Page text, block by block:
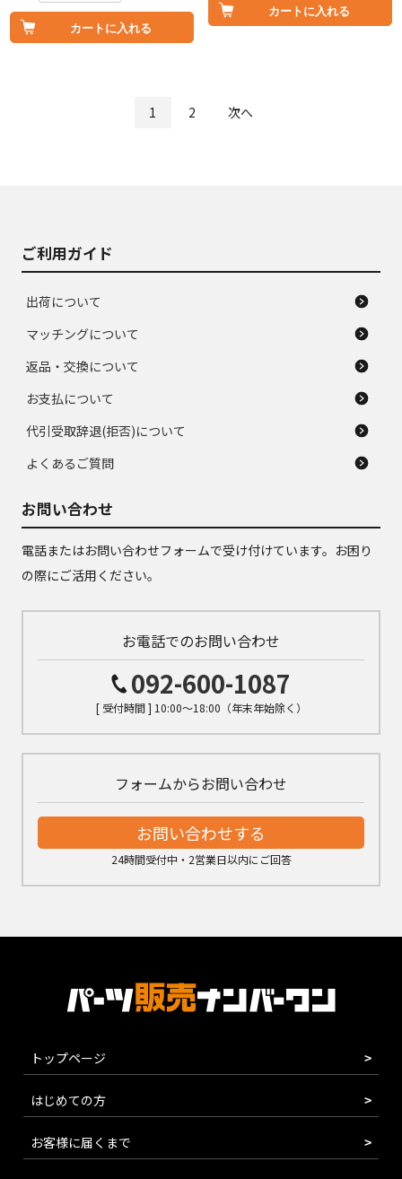
カートに入れる
カートに入れる
1 2 次へ
ご利用ガイド
出荷について
マッチングについて
返品・交換について
お支払について
代引受取辞退(拒否)について
よくあるご質問
お問い合わせ
電話またはお問い合わせフォームで受け付けています。お困り
の際にご活用ください。
お電話でのお問い合わせ
092-600-1087
[ 受付時間 ] 10:00～18:00（年末年始除く）
フォームからお問い合わせ
お問い合わせする
24時間受付中・2営業日以内にご回答
トップページ
はじめての方
お客様に届くまで